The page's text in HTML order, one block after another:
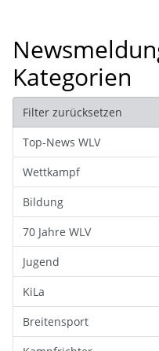
Kategorien
Filter zurücksetzen
Top-News WLV
Wettkampf
Bildung
70 Jahre WLV
Jugend
KiLa
Breitensport